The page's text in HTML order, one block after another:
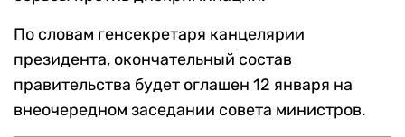
По словам генсекретаря канцелярии
президента, окончательный состав
правительства будет оглашен 12 января на
внеочередном заседании совета министров.